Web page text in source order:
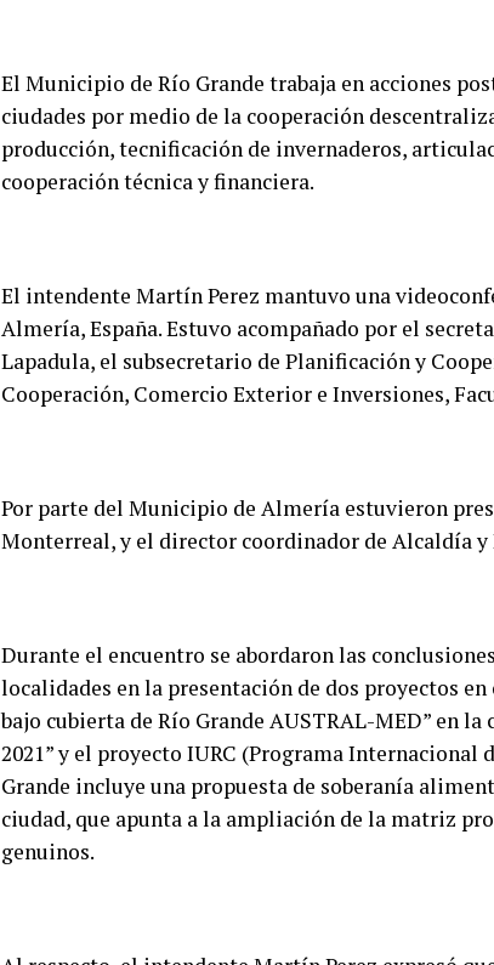
El Municipio de Río Grande trabaja en acciones
ciudades por medio de la cooperación
producción, tecnificación de invernaderos,
cooperación técnica y financiera.
El intendente Martín Perez mantuvo una
Almería, España. Estuvo acompañado por el
Lapadula, el subsecretario de Planificación y
Cooperación, Comercio Exterior e Inversiones,
Por parte del Municipio de Almería estuvieron
Monterreal, y el director coordinador de Alcaldía
Durante el encuentro se abordaron las
localidades en la presentación de dos proyectos
bajo cubierta de Río Grande AUSTRAL-MED” en
2021” y el proyecto IURC (Programa
Grande incluye una propuesta de soberanía
ciudad, que apunta a la ampliación de la matriz
genuinos.